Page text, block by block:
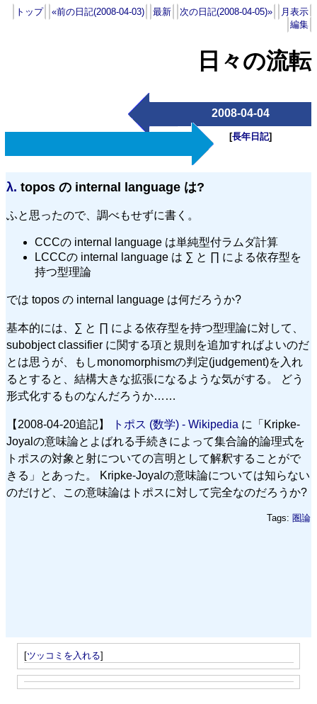
トップ «前の日記(2008-04-03) 最新 次の日記(2008-04-05)»
月表示
編集
日々の流転
2008-04-04
[長年日記]
λ. topos の internal language は?
ふと思ったので、調べもせずに書く。
CCCの internal language は単純型付ラムダ計算
LCCCの internal language は ∑ と ∏ による依存型を
持つ型理論
では topos の internal language は何だろうか?
基本的には、∑ と ∏ による依存型を持つ型理論に対して、
subobject classifier に関する項と規則を追加すればよいのだ
とは思うが、もしmonomorphismの判定(judgement)を入れ
るとすると、結構大きな拡張になるような気がする。 どう
形式化するものなんだろうか……
【2008-04-20追記】 トポス (数学) - Wikipedia に「Kripke-
Joyalの意味論とよばれる手続きによって集合論的論理式を
トポスの対象と射についての言明として解釈することがで
きる」とあった。 Kripke-Joyalの意味論については知らない
のだけど、この意味論はトポスに対して完全なのだろうか?
Tags: 圏論
[ツッコミを入れる]